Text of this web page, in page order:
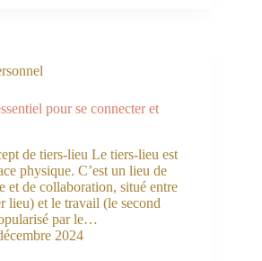
pour se connecter et
de tiers-lieu Le tiers-lieu est
physique. C’est un lieu de
et de collaboration, situé entre
lieu) et le travail (le second
par le…
2024